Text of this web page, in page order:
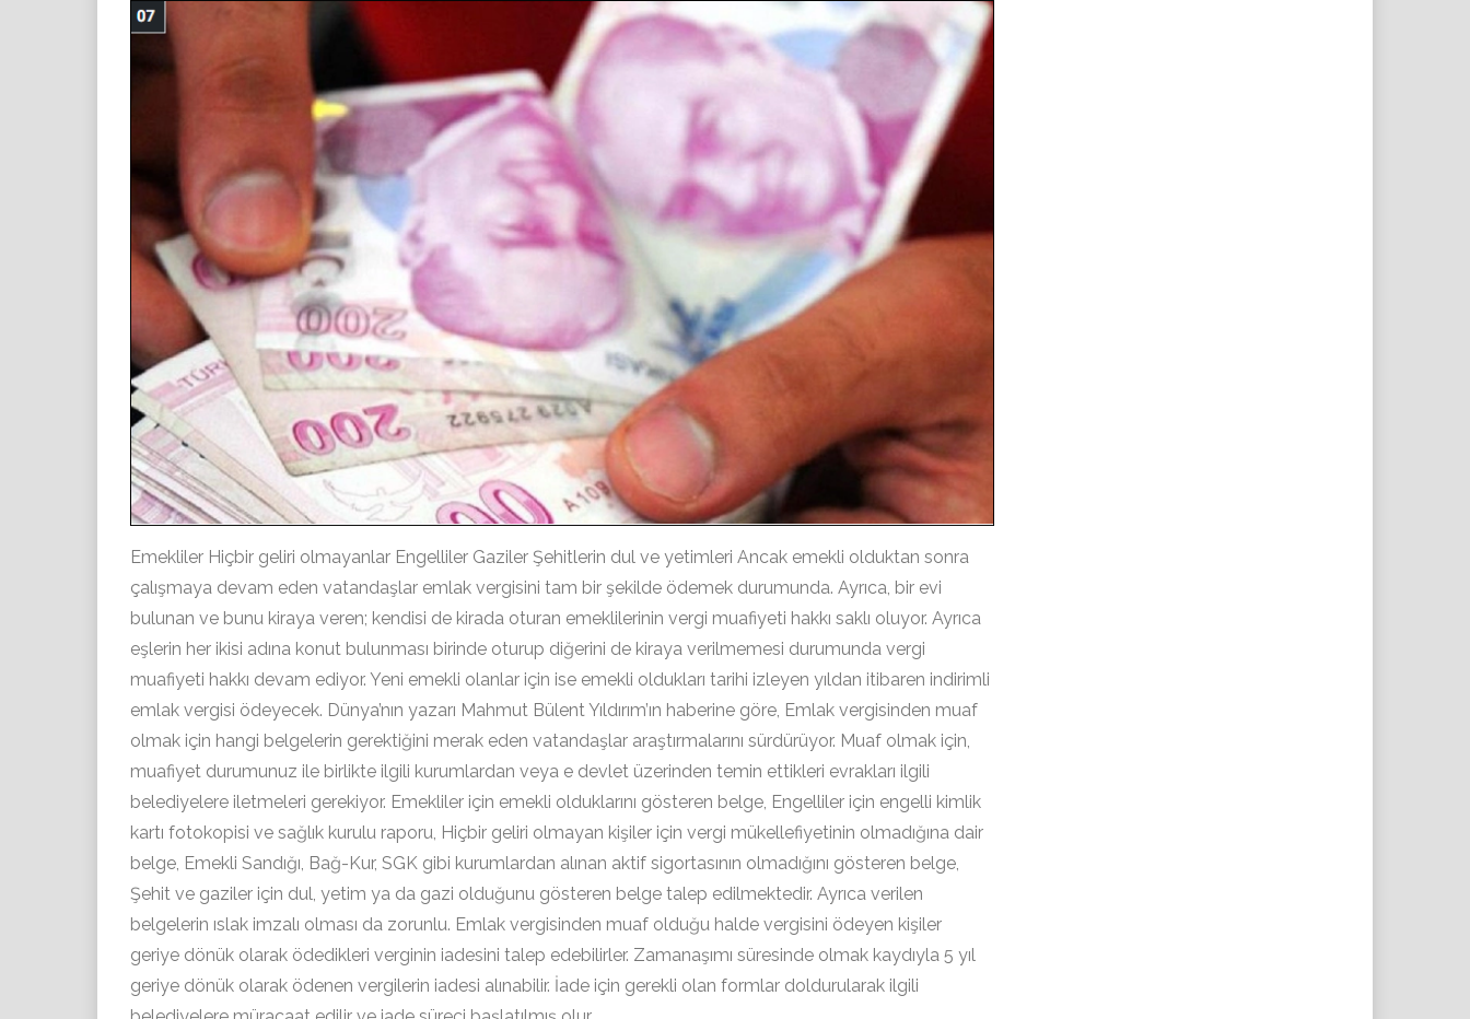
Emekliler Hiçbir geliri olmayanlar Engelliler Gaziler Şehitlerin dul ve yetimleri Ancak emekli olduktan sonra
çalışmaya devam eden vatandaşlar emlak vergisini tam bir şekilde ödemek durumunda. Ayrıca, bir evi
bulunan ve bunu kiraya veren; kendisi de kirada oturan emeklilerinin vergi muafiyeti hakkı saklı oluyor. Ayrıca
eşlerin her ikisi adına konut bulunması birinde oturup diğerini de kiraya verilmemesi durumunda vergi
muafiyeti hakkı devam ediyor. Yeni emekli olanlar için ise emekli oldukları tarihi izleyen yıldan itibaren indirimli
emlak vergisi ödeyecek. Dünya’nın yazarı Mahmut Bülent Yıldırım’ın haberine göre, Emlak vergisinden muaf
olmak için hangi belgelerin gerektiğini merak eden vatandaşlar araştırmalarını sürdürüyor. Muaf olmak için,
muafiyet durumunuz ile birlikte ilgili kurumlardan veya e devlet üzerinden temin ettikleri evrakları ilgili
belediyelere iletmeleri gerekiyor. Emekliler için emekli olduklarını gösteren belge, Engelliler için engelli kimlik
kartı fotokopisi ve sağlık kurulu raporu, Hiç­bir geliri olmayan kişiler için vergi mükellefiyetinin olmadığına dair
belge, Emekli Sandığı, Bağ-Kur, SGK gibi kurumlardan alınan aktif sigortasının olmadığını gös­teren belge,
Şehit ve gaziler için dul, yetim ya da gazi olduğunu gösteren belge talep edilmektedir. Ayrıca verilen
belgelerin ıslak imzalı olması da zorunlu. Emlak vergisinden muaf olduğu halde vergisini ödeyen kişiler
geriye dönük ola­rak ödedikleri verginin iadesini talep ede­bilirler. Zamanaşımı süresinde olmak kay­dıyla 5 yıl
geriye dönük olarak ödenen ver­gilerin iadesi alınabilir. İade için gerekli olan formlar doldurularak ilgili